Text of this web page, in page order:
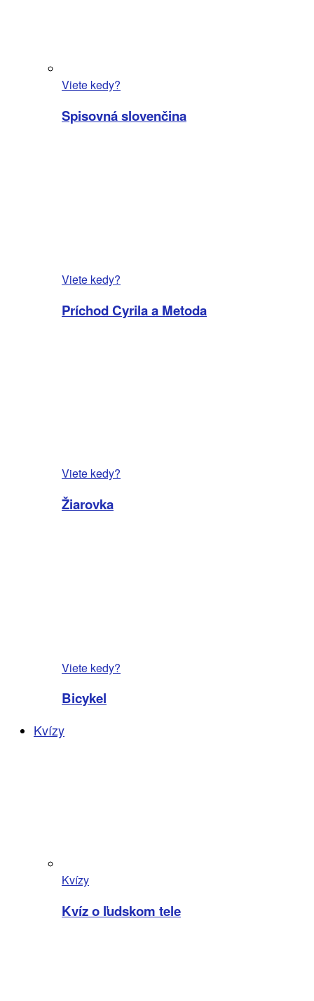
Viete kedy?
Spisovná slovenčina
Viete kedy?
Príchod Cyrila a Metoda
Viete kedy?
Žiarovka
Viete kedy?
Bicykel
Kvízy
Kvízy
Kvíz o ľudskom tele